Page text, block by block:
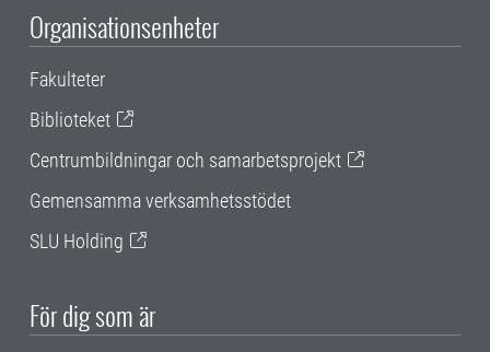
Organisationsenheter
Fakulteter
Biblioteket
Centrumbildningar och samarbetsprojekt
Gemensamma verksamhetsstödet
SLU Holding
För dig som är